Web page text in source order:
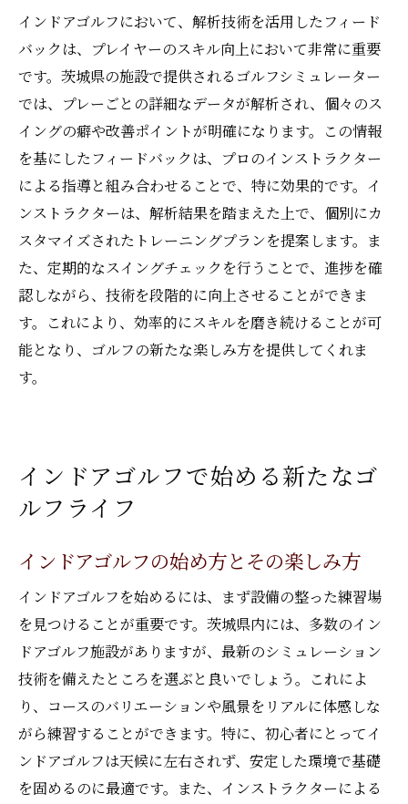
インドアゴルフにおいて、解析技術を活用したフィード
バックは、プレイヤーのスキル向上において非常に重要
です。茨城県の施設で提供されるゴルフシミュレーター
では、プレーごとの詳細なデータが解析され、個々のス
イングの癖や改善ポイントが明確になります。この情報
を基にしたフィードバックは、プロのインストラクター
による指導と組み合わせることで、特に効果的です。イ
ンストラクターは、解析結果を踏まえた上で、個別にカ
スタマイズされたトレーニングプランを提案します。ま
た、定期的なスイングチェックを行うことで、進捗を確
認しながら、技術を段階的に向上させることができま
す。これにより、効率的にスキルを磨き続けることが可
能となり、ゴルフの新たな楽しみ方を提供してくれま
す。
インドアゴルフで始める新たなゴ
ルフライフ
インドアゴルフの始め方とその楽しみ方
インドアゴルフを始めるには、まず設備の整った練習場
を見つけることが重要です。茨城県内には、多数のイン
ドアゴルフ施設がありますが、最新のシミュレーション
技術を備えたところを選ぶと良いでしょう。これによ
り、コースのバリエーションや風景をリアルに体感しな
がら練習することができます。特に、初心者にとってイ
ンドアゴルフは天候に左右されず、安定した環境で基礎
を固めるのに最適です。また、インストラクターによる